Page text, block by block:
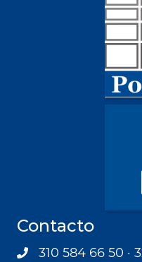
Contacto
310 584 66 50 ·